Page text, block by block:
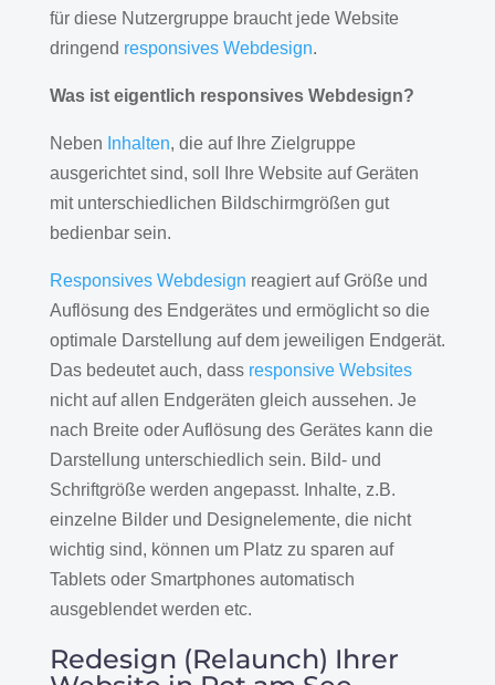
für diese Nutzergruppe braucht jede Website
dringend responsives Webdesign.
Was ist eigentlich responsives Webdesign?
Neben Inhalten, die auf Ihre Zielgruppe
ausgerichtet sind, soll Ihre Website auf Geräten
mit unterschiedlichen Bildschirmgrößen gut
bedienbar sein.
Responsives Webdesign reagiert auf Größe und
Auflösung des Endgerätes und ermöglicht so die
optimale Darstellung auf dem jeweiligen Endgerät.
Das bedeutet auch, dass responsive Websites
nicht auf allen Endgeräten gleich aussehen. Je
nach Breite oder Auflösung des Gerätes kann die
Darstellung unterschiedlich sein. Bild- und
Schriftgröße werden angepasst. Inhalte, z.B.
einzelne Bilder und Designelemente, die nicht
wichtig sind, können um Platz zu sparen auf
Tablets oder Smartphones automatisch
ausgeblendet werden etc.
Redesign (Relaunch) Ihrer